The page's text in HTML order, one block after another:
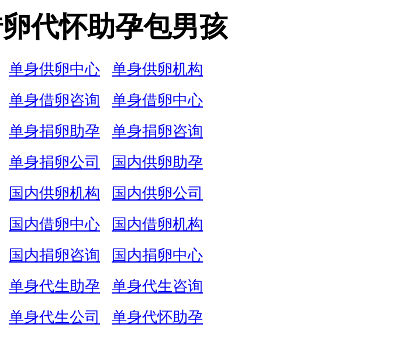
代怀助孕包男孩
单身供卵中心
单身供卵机构
单身借卵咨询
单身借卵中心
单身捐卵助孕
单身捐卵咨询
单身捐卵公司
国内供卵助孕
国内供卵机构
国内供卵公司
国内借卵中心
国内借卵机构
国内捐卵咨询
国内捐卵中心
单身代生助孕
单身代生咨询
单身代生公司
单身代怀助孕